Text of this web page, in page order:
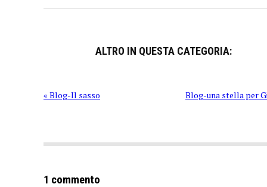
ALTRO IN QUESTA CATEGORIA:
« Blog-Il sasso Blog-una stella per
1 commento